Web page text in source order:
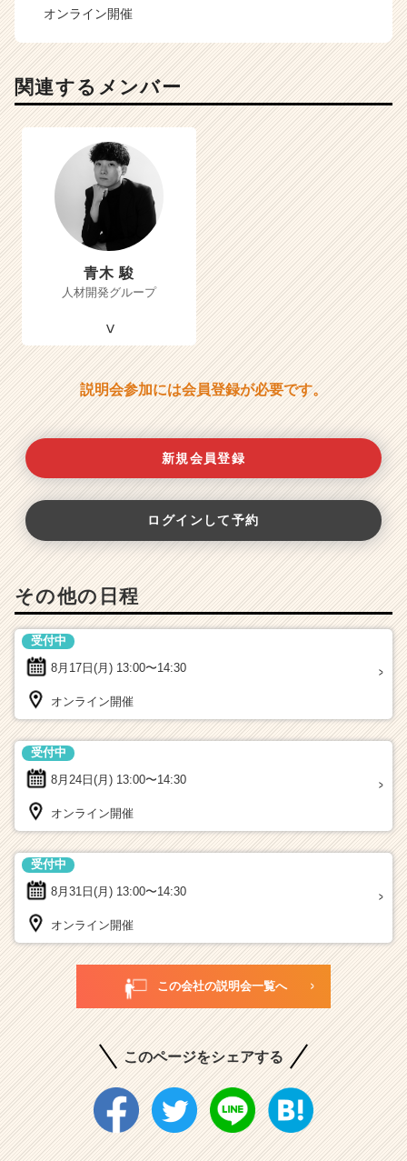
オンライン開催
関連するメンバー
青木 駿
人材開発グループ
説明会参加には会員登録が必要です。
新規会員登録
ログインして予約
その他の日程
8月17日(月) 13:00〜14:30
受付中
オンライン開催
8月24日(月) 13:00〜14:30
受付中
オンライン開催
8月31日(月) 13:00〜14:30
受付中
オンライン開催
この会社の説明会一覧へ
このページをシェアする